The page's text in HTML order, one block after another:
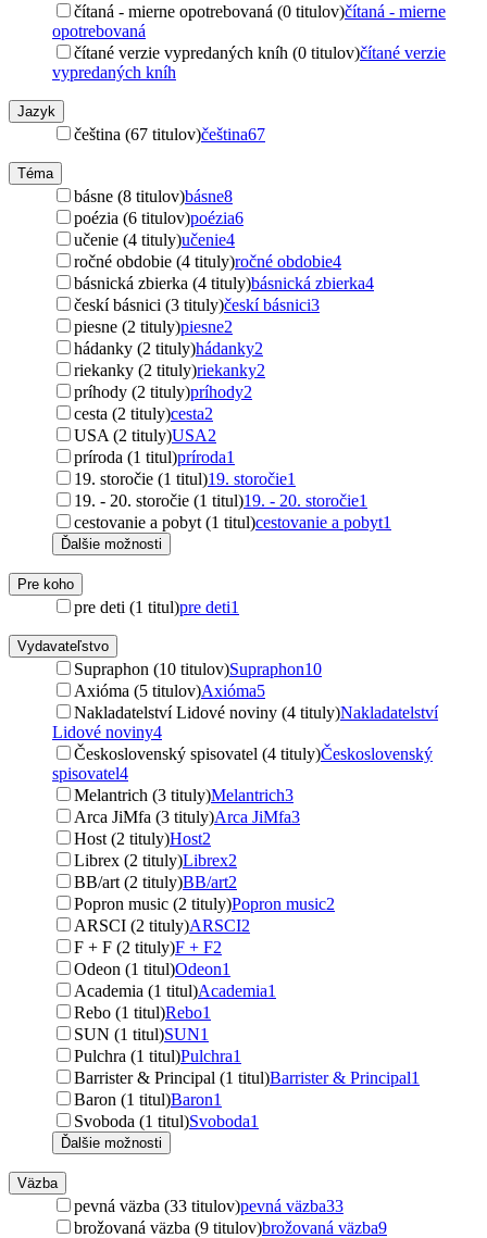
čítaná - mierne opotrebovaná (0 titulov)čítaná - mierne
opotrebovaná
čítané verzie vypredaných kníh (0 titulov)čítané verzie
vypredaných kníh
Jazyk
čeština (67 titulov)čeština67
Téma
básne (8 titulov)básne8
poézia (6 titulov)poézia6
učenie (4 tituly)učenie4
ročné obdobie (4 tituly)ročné obdobie4
básnická zbierka (4 tituly)básnická zbierka4
českí básnici (3 tituly)českí básnici3
piesne (2 tituly)piesne2
hádanky (2 tituly)hádanky2
riekanky (2 tituly)riekanky2
príhody (2 tituly)príhody2
cesta (2 tituly)cesta2
USA (2 tituly)USA2
príroda (1 titul)príroda1
19. storočie (1 titul)19. storočie1
19. - 20. storočie (1 titul)19. - 20. storočie1
cestovanie a pobyt (1 titul)cestovanie a pobyt1
Ďalšie možnosti
Pre koho
pre deti (1 titul)pre deti1
Vydavateľstvo
Supraphon (10 titulov)Supraphon10
Axióma (5 titulov)Axióma5
Nakladatelství Lidové noviny (4 tituly)Nakladatelství
Lidové noviny4
Československý spisovatel (4 tituly)Československý
spisovatel4
Melantrich (3 tituly)Melantrich3
Arca JiMfa (3 tituly)Arca JiMfa3
Host (2 tituly)Host2
Librex (2 tituly)Librex2
BB/art (2 tituly)BB/art2
Popron music (2 tituly)Popron music2
ARSCI (2 tituly)ARSCI2
F + F (2 tituly)F + F2
Odeon (1 titul)Odeon1
Academia (1 titul)Academia1
Rebo (1 titul)Rebo1
SUN (1 titul)SUN1
Pulchra (1 titul)Pulchra1
Barrister & Principal (1 titul)Barrister & Principal1
Baron (1 titul)Baron1
Svoboda (1 titul)Svoboda1
Ďalšie možnosti
Väzba
pevná väzba (33 titulov)pevná väzba33
brožovaná väzba (9 titulov)brožovaná väzba9